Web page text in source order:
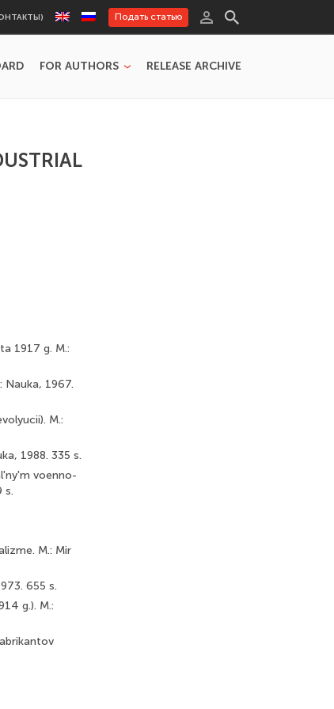
Подать статью
FOR AUTHORS RELEASE ARCHIVE
1917 g. M.:
Nauka, 1967.
M.:
1988. 335 s.
voenno-
s.
M.: Mir
655 s.
g.). M.: